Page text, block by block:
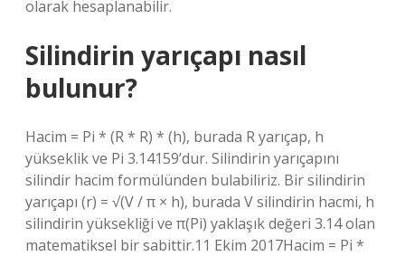
olarak hesaplanabilir.
Silindirin yarıçapı nasıl
bulunur?
Hacim = Pi * (R * R) * (h), burada R yarıçap, h
yükseklik ve Pi 3.14159’dur. Silindirin yarıçapını
silindir hacim formülünden bulabiliriz. Bir silindirin
yarıçapı (r) = √(V / π × h), burada V silindirin hacmi, h
silindirin yüksekliği ve π(Pi) yaklaşık değeri 3.14 olan
matematiksel bir sabittir.11 Ekim 2017Hacim = Pi *